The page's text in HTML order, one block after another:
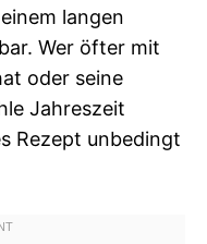
langen
Wer öfter mit
oder seine
Jahreszeit
Rezept unbedingt